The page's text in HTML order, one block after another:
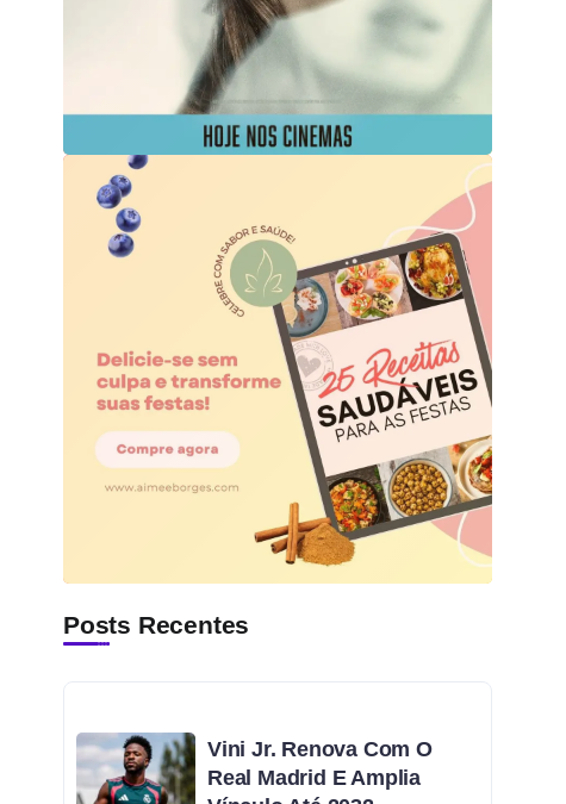
Posts Recentes
Vini Jr. Renova Com O
Real Madrid E Amplia